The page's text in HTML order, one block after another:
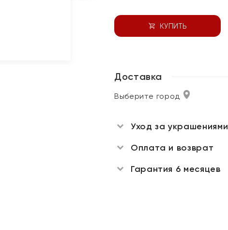
КУПИТЬ
Доставка
Выберите город
Уход за украшениями
Оплата и возврат
Гарантия 6 месяцев